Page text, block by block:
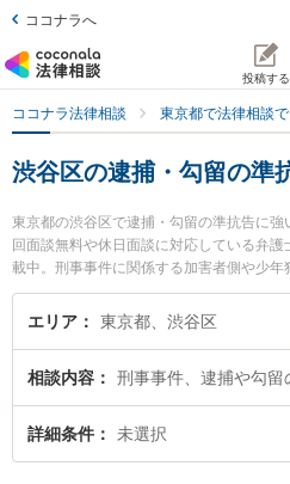
ココナラへ
投稿する
ココナラ法律相談 東京都で法律相談
渋谷区の逮捕・勾留の準
東京都の渋谷区で逮捕・勾留の準抗告に
回面談無料や休日面談に対応している弁
載中。刑事事件に関係する加害者側や少
野での絞り込み検索もでき便利です。特
人弁護士ややなせ代々木上原法律事務所
ルを今すぐに弁護士に相談したい』『逮
績豊富な近くの弁護士を検索したい』『
法律相談できる渋谷区内の弁護士に相談
エリア 東京都、渋谷区
相談内容 刑事事件、逮捕や勾留
詳細条件 未選択